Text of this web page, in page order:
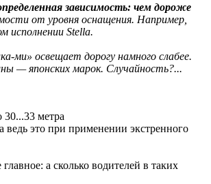
зависимость: чем дороже
от уровня оснащения. Например,
исполнении Stella.
ми» освещает дорогу намного слабее.
— японских марок. Случайность?...
30...33 метра
ведь это при применении экстренного
а сколько водителей в таких